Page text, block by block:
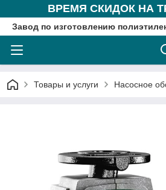
ВРЕМЯ СКИДОК НА
Завод по изготовлению
Товары и услуги Насосное